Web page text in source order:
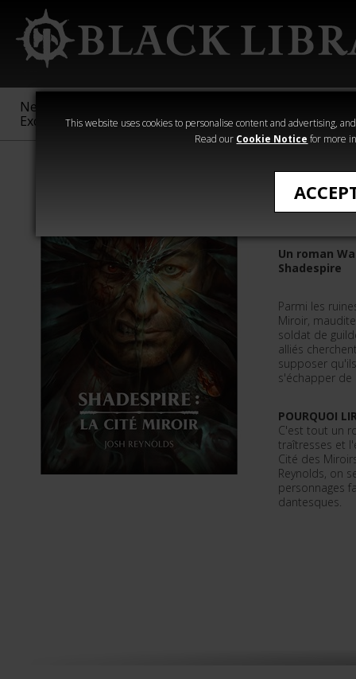
This website uses cookies to personalise content and advertising,
Read our Cookie Notice for more
New &
Exclusive
Sigmar
40,000
Heresy
Un roman
Shadespire
Parmi les
Miroir,
soldat de
alliés
supposer
s'échapper de
POURQUOI
C'est tout un
traîtresses et
Cité des
Reynolds, on
personnages
dantesques.